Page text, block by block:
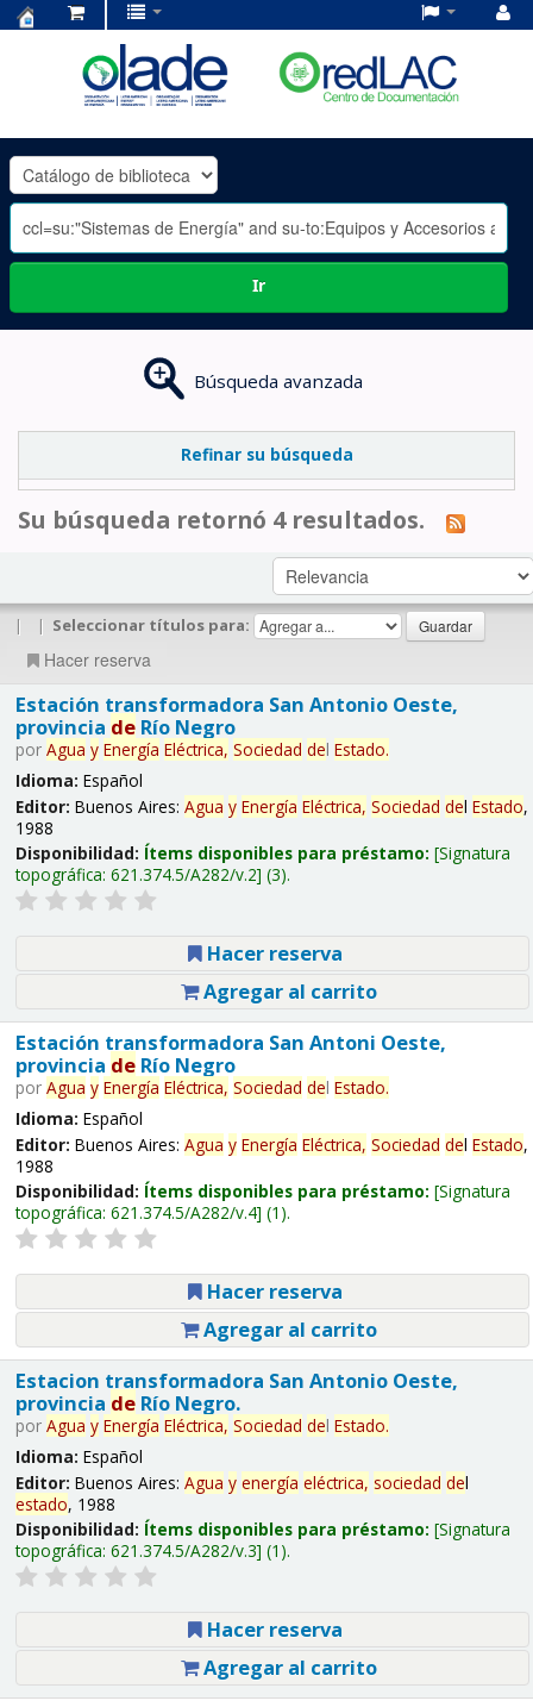
OLADE
-
Ir
Búsqueda avanzada
Refinar su búsqueda
Su búsqueda retornó 4 resultados.
| | Seleccionar títulos para:
Hacer reserva
Estación transformadora San Antonio Oeste,
provincia deRío Negro
por Agua y Energía Eléctrica, Sociedad del Estado.
Idioma: Español
Editor: Buenos Aires: Agua y Energía Eléctrica, Sociedad del Estado,
1988
Disponibilidad: Ítems disponibles para préstamo: Signatura
topográfica: 621.374.5/A282/v.2 (3).
Hacer reserva
Agregar al carrito
Estación transformadora San Antoni Oeste,
provincia deRío Negro
por Agua y Energía Eléctrica, Sociedad del Estado.
Idioma: Español
Editor: Buenos Aires: Agua y Energía Eléctrica, Sociedad del Estado,
1988
Disponibilidad: Ítems disponibles para préstamo: Signatura
topográfica: 621.374.5/A282/v.4 (1).
Hacer reserva
Agregar al carrito
Estacion transformadora San Antonio Oeste,
provincia deRío Negro.
por Agua y Energía Eléctrica, Sociedad del Estado.
Idioma: Español
Editor: Buenos Aires: Agua y energía eléctrica, sociedad del
estado, 1988
Disponibilidad: Ítems disponibles para préstamo: Signatura
topográfica: 621.374.5/A282/v.3 (1).
Hacer reserva
Agregar al carrito